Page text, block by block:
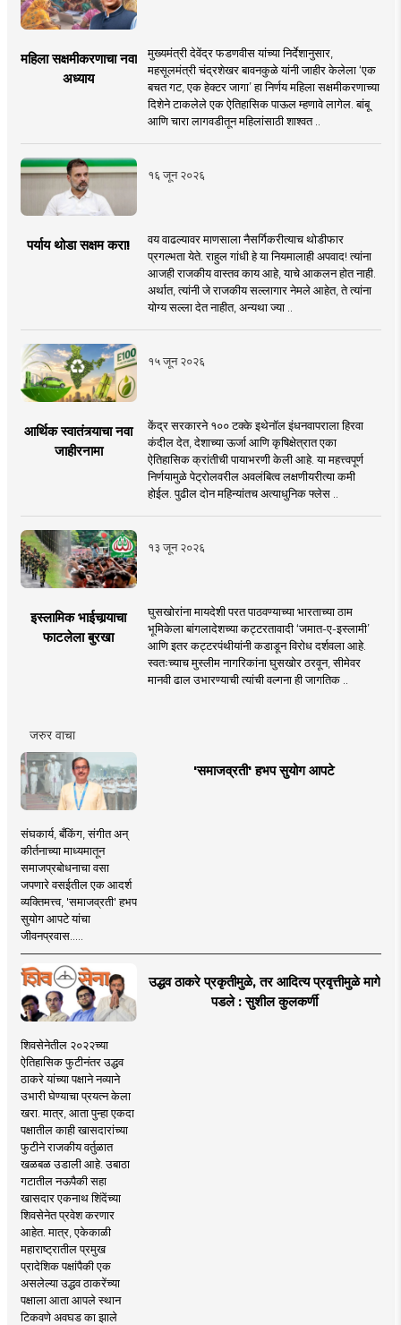
महिला सक्षमीकरणाचा नवा
अध्याय
मुख्यमंत्री देवेंद्र फडणवीस यांच्या निर्देशानुसार,
महसूलमंत्री चंद्रशेखर बावनकुळे यांनी जाहीर केलेला ‘एक
बचत गट, एक हेक्टर जागा’ हा निर्णय महिला सक्षमीकरणाच्या
दिशेने टाकलेले एक ऐतिहासिक पाऊल म्हणावे लागेल. बांबू
आणि चारा लागवडीतून महिलांसाठी शाश्वत ..
१६ जून २०२६
पर्याय थोडा सक्षम करा!
वय वाढल्यावर माणसाला नैसर्गिकरीत्याच थोडीफार
प्रगल्भता येते. राहुल गांधी हे या नियमालाही अपवाद! त्यांना
आजही राजकीय वास्तव काय आहे, याचे आकलन होत नाही.
अर्थात, त्यांनी जे राजकीय सल्लागार नेमले आहेत, ते त्यांना
योग्य सल्ला देत नाहीत, अन्यथा ज्या ..
१५ जून २०२६
आर्थिक स्वातंत्र्याचा नवा
जाहीरनामा
केंद्र सरकारने १०० टक्के इथेनॉल इंधनवापराला हिरवा
कंदील देत, देशाच्या ऊर्जा आणि कृषिक्षेत्रात एका
ऐतिहासिक क्रांतीची पायाभरणी केली आहे. या महत्त्वपूर्ण
निर्णयामुळे पेट्रोलवरील अवलंबित्व लक्षणीयरीत्या कमी
होईल. पुढील दोन महिन्यांतच अत्याधुनिक फ्लेस ..
१३ जून २०२६
इस्लामिक भाईचार्‍याचा
फाटलेला बुरखा
घुसखोरांना मायदेशी परत पाठवण्याच्या भारताच्या ठाम
भूमिकेला बांगलादेशच्या कट्टरतावादी ‘जमात-ए-इस्लामी’
आणि इतर कट्टरपंथीयांनी कडाडून विरोध दर्शवला आहे.
स्वतःच्याच मुस्लीम नागरिकांना घुसखोर ठरवून, सीमेवर
मानवी ढाल उभारण्याची त्यांची वल्गना ही जागतिक ..
जरुर वाचा
'समाजव्रती' हभप सुयोग आपटे
संघकार्य, बँकिंग, संगीत अन्
कीर्तनाच्या माध्यमातून
समाजप्रबोधनाचा वसा
जपणारे वसईतील एक आदर्श
व्यक्तिमत्त्व, 'समाजव्रती' हभप
सुयोग आपटे यांचा
जीवनप्रवास.....
उद्धव ठाकरे प्रकृतीमुळे, तर आदित्य प्रवृत्तीमुळे मागे
पडले : सुशील कुलकर्णी
शिवसेनेतील २०२२च्या
ऐतिहासिक फुटीनंतर उद्धव
ठाकरे यांच्या पक्षाने नव्याने
उभारी घेण्याचा प्रयत्न केला
खरा. मात्र, आता पुन्हा एकदा
पक्षातील काही खासदारांच्या
फुटीने राजकीय वर्तुळात
खळबळ उडाली आहे. उबाठा
गटातील नऊपैकी सहा
खासदार एकनाथ शिंदेंच्या
शिवसेनेत प्रवेश करणार
आहेत. मात्र, एकेकाळी
महाराष्ट्रातील प्रमुख
प्रादेशिक पक्षांपैकी एक
असलेल्या उद्धव ठाकरेंच्या
पक्षाला आता आपले स्थान
टिकवणे अवघड का झाले